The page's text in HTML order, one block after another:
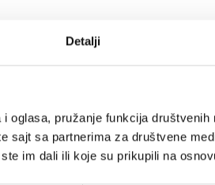
Detalji
oglasa, pružanje funkcija društvenih
sajt sa partnerima za društvene
im dali ili koje su prikupili na
kapacitet u kompaktnom
ladica prima cijelo pile
više prostora zahvaljujući
istovremeno na 4
slaganje